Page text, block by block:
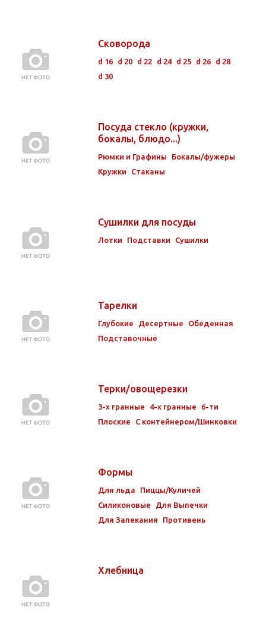
Сковорода
d 16 d 20 d 22 d 24 d 25 d 26
d 28
d 30
Посуда стекло (кружки,
бокалы, блюдо...)
Рюмки и Графины
Бокалы/фужеры
Кружки
Стаканы
Сушилки для посуды
Лотки Подставки Сушилки
Тарелки
Глубокие Десертные
Обеденная
Подставочные
Терки/овощерезки
3-х гранные 4-х гранные
6-ти
Плоские
С контейнером/Шинковки
Формы
Для льда
Пиццы/Куличей
Силиконовые
Для Выпечки
Для Запекания
Противень
Хлебница